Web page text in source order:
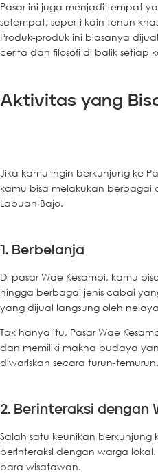
Pasar ini juga menjadi tempat
setempat, seperti kain tenun
Produk-produk ini biasanya
cerita dan filosofi di balik setiap
Aktivitas yang
Jika kamu ingin berkunjung ke
kamu bisa melakukan berbagai
Labuan Bajo.
1. Berbelanja
Di pasar Wae Kesambi, kamu
hingga berbagai jenis cabai
yang dijual langsung oleh
Tak hanya itu, Pasar Wae
dan memiliki makna budaya
diwariskan secara turun-temurun.
2. Berinteraksi dengan
Salah satu keunikan berkunjung
berinteraksi dengan warga
para wisatawan.